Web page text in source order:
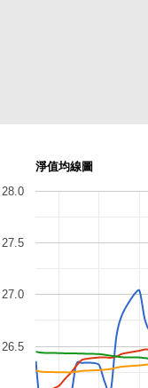
淨值均線圖
26.5
27.0
27.5
28.0